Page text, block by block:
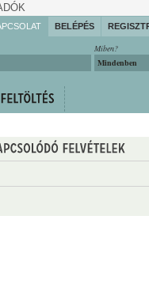
BELÉPÉS
Miben?
Mindenben